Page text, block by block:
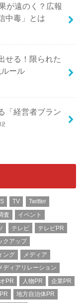
が遠のく？広報
中毒」とは
せる！限られた
ール
「経営者ブラン
TV
Twitter
査
イベント
テレビ
テレビPR
クアップ
ング
メディア
ディアリレーション
PR 人物PR
企業PR
地方自治体PR